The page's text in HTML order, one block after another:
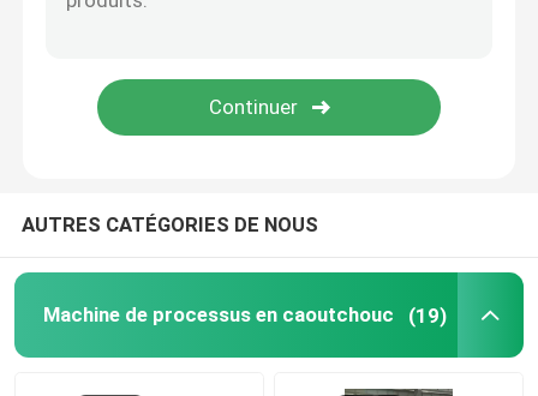
Broyeur en caoutchouc Machine
Groupe outre de la machine de refroidissement en
Chaîne de production en caoutchouc de bande de
Machine en caoutchouc de calendrier
AUTRES CATÉGORIES DE NOUS
Machine de processus en caoutchouc (19)